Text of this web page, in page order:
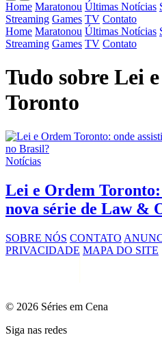
Home Maratonou Últimas Notícias
Streaming Games TV Contato
Home Maratonou Últimas Notícias
Streaming Games TV Contato
Tudo sobre Lei
Toronto
Notícias
Lei e Ordem Toronto:
nova série de Law &
SOBRE NÓS CONTATO
PRIVACIDADE MAPA DO SITE
© 2026 Séries em Cena
Siga nas redes